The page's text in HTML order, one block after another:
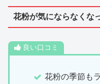
花粉が気にならなくな
良い口コミ
花粉の季節も